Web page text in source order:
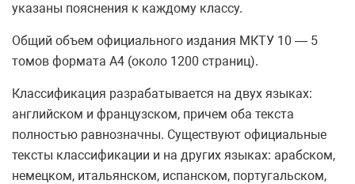
указаны пояснения к каждому классу.
Общий объем официального издания МКТУ 10 — 5
томов формата А4 (около 1200 страниц).
Классификация разрабатывается на двух языках:
английском и французском, причем оба текста
полностью равнозначны. Существуют официальные
тексты классификации и на других языках: арабском,
немецком, итальянском, испанском, португальском,